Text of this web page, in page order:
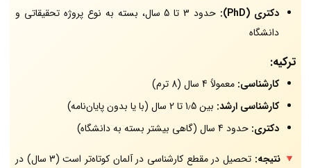
دکتری (PhD):
حدود 3 تا 5 سال، بسته به نوع پروژه تحقیقاتی و
دانشگاه
ترکیه:
کارشناسی: معمولاً 4 سال (8 ترم)
کارشناسی ارشد: بین 1٫5 تا 2 سال (با یا بدون پایان‌نامه)
دکتری: حدود 4 سال (گاهی بیشتر بسته به دانشگاه)
🔻نتیجه:
تحصیل در مقطع کارشناسی در آلمان کوتاه‌تر است (3 سال) در